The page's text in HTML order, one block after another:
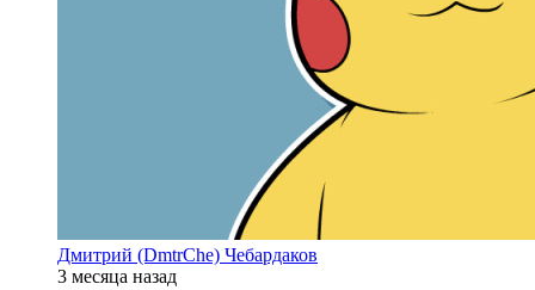
Дмитрий (DmtrChe) Чебардаков
3 месяца назад